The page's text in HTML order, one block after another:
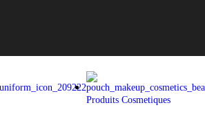
Produits Cosmetiques